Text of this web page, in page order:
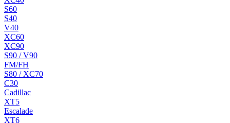
S60
S40
V40
XC60
XC90
S90 / V90
FM/FH
S80 / XC70
C30
Cadillac
XT5
Escalade
XT6